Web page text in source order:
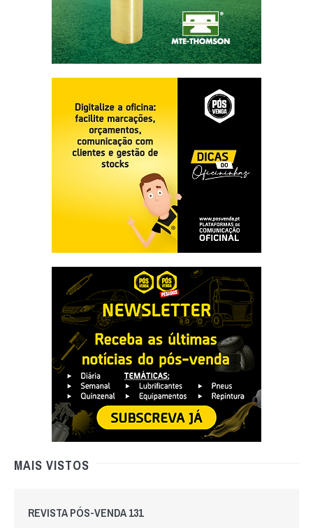
MAIS VISTOS
REVISTA PÓS-VENDA 131